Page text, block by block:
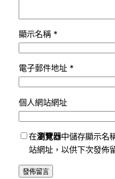
顯示名稱 *
電子郵件地址 *
個人網站網址
在瀏覽器中儲存顯示名
站網址，以供下次發佈